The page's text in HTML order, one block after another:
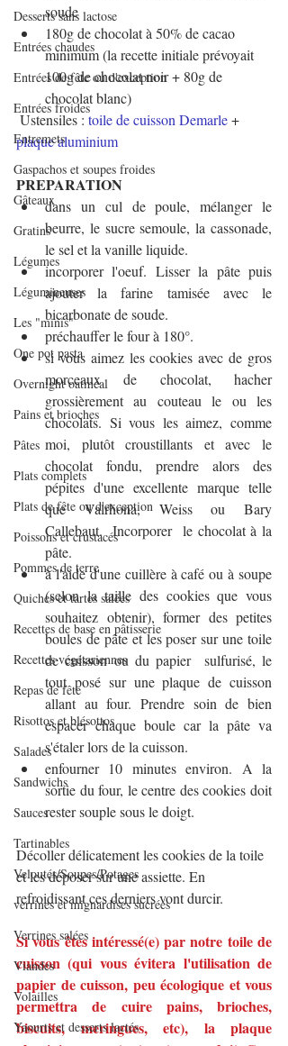
Desserts sans lactose
Entrées chaudes
Entrées de fête ou d'exception
Entrées froides
Entremets
Gaspachos et soupes froides
Gâteaux
Gratins
Légumes
Légumineuses
Les "minis"
One pot pasta
Overnight oatmeal
Pains et brioches
Pâtes
Plats complets
Plats de fête ou d'exception
Poissons et crustacés
Pommes de terre
Quiches et tartes salées
Recettes de base en pâtisserie
Recettes végétariennes
Repas de fête
Risottos et blésottos
Salades
Sandwichs
Sauces
Tartinables
Veloutés/Soupes/Potages
verrines et mignardises sucrées
Verrines salées
Viandes
Volailles
Yaourts et desserts lactés
soude
180g de chocolat à 50% de cacao
minimum (la recette initiale prévoyait
100g de chocolat noir + 80g de
chocolat blanc)
Ustensiles : toile de cuisson Demarle +
plaque aluminium
PREPARATION
dans un cul de poule, mélanger le
beurre, le sucre semoule, la cassonade,
le sel et la vanille liquide.
incorporer l'oeuf. Lisser la pâte puis
ajouter la farine tamisée avec le
bicarbonate de soude.
préchauffer le four à 180°.
si vous aimez les cookies avec de gros
morceaux de chocolat, hacher
grossièrement au couteau le ou les
chocolats. Si vous les aimez, comme
moi, plutôt croustillants et avec le
chocolat fondu, prendre alors des
pépites d'une excellente marque telle
que Valrhona, Weiss ou Bary
Callebaut.  Incorporer  le chocolat à la
pâte.
à l'aide d'une cuillère à café ou à soupe
(selon la taille des cookies que vous
souhaitez obtenir), former des petites
boules de pâte et les poser sur une toile
de cuisson ou du papier  sulfurisé, le
tout posé sur une plaque de cuisson
allant au four. Prendre soin de bien
espacer chaque boule car la pâte va
s'étaler lors de la cuisson.
enfourner 10 minutes environ. A la
sortie du four, le centre des cookies doit
rester souple sous le doigt.
Décoller délicatement les cookies de la toile
et les déposer sur une assiette. En
refroidissant ces derniers vont durcir.
Si vous êtes intéressé(e) par notre toile de
cuisson (qui vous évitera l'utilisation de
papier de cuisson, peu écologique et vous
permettra de cuire pains, brioches,
biscuits, meringues, etc), la plaque